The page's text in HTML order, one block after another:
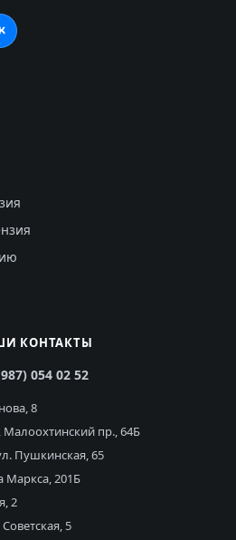
КОНТАКТЫ
054 02 52
8
Малоохтинский пр., 64Б
Пушкинская, 65
Маркса, 201Б
2
5